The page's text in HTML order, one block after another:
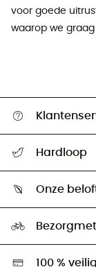
voor goede
waarop we graag
Mijn zending volgen
Retourzendingen &
Hardloop
Ambassadeurs
Onze
Hardgreen
100 %